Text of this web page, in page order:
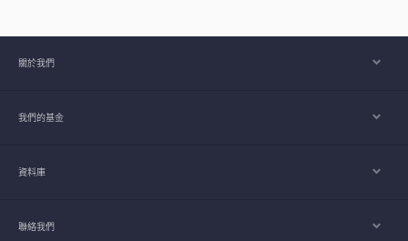
闡釋了本基金的獨特架構，如何在市場周期
關於我們
我們的基金
資料庫
聯絡我們